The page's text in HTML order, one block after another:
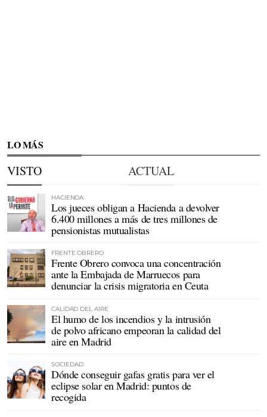
LO MÁS
VISTO ACTUAL
HACIENDA
Los jueces obligan a Hacienda a devolver
6.400 millones a más de tres millones de
pensionistas mutualistas
FRENTE OBRERO
Frente Obrero convoca una concentración
ante la Embajada de Marruecos para
denunciar la crisis migratoria en Ceuta
CALIDAD DEL AIRE
El humo de los incendios y la intrusión
de polvo africano empeoran la calidad del
aire en Madrid
SOCIEDAD
Dónde conseguir gafas gratis para ver el
eclipse solar en Madrid: puntos de
recogida